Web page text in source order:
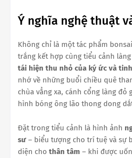
Ý nghĩa nghệ thuật
Không chỉ là một tác phẩm
trắng kết hợp cùng tiểu cảnh
tái hiện thu nhỏ của ký ức và
nhớ về những buổi chiều quê
chùa vẳng xa, cánh cổng làng đỏ
hình bóng ông lão thong dong
Đặt trong tiểu cảnh là hình ảnh
sư – biểu tượng cho trí tuệ và sự
diện cho thân tâm – khi được